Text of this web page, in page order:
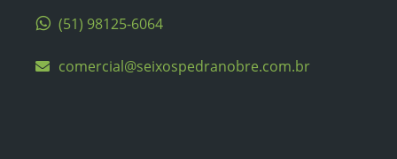
(51) 98125-6064
comercial@seixospedranobre.com.br